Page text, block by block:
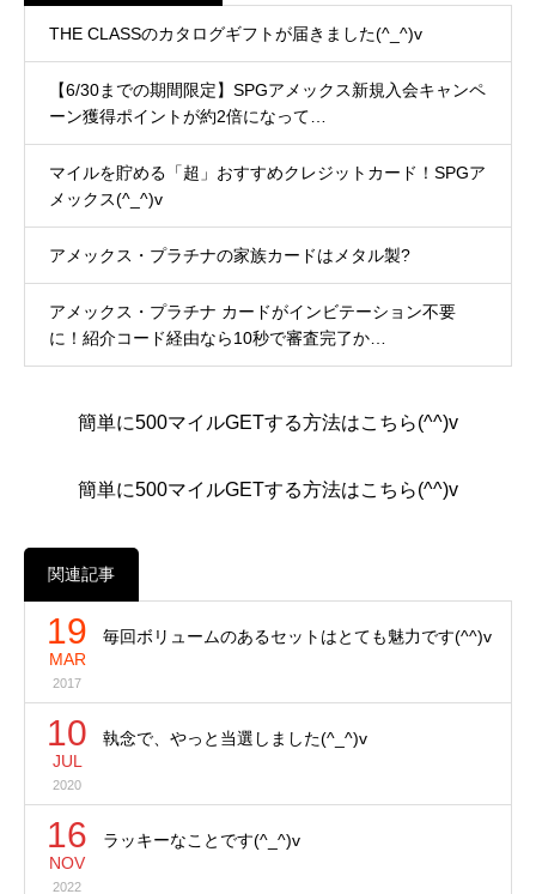
THE CLASSのカタログギフトが届きました(^_^)v
【6/30までの期間限定】SPGアメックス新規入会キャンペ
ーン獲得ポイントが約2倍になって…
マイルを貯める「超」おすすめクレジットカード！SPGア
メックス(^_^)v
アメックス・プラチナの家族カードはメタル製?
アメックス・プラチナ カードがインビテーション不要
に！紹介コード経由なら10秒で審査完了か…
簡単に500マイルGETする方法はこちら(^^)v
簡単に500マイルGETする方法はこちら(^^)v
関連記事
19
MAR
2017
毎回ボリュームのあるセットはとても魅力です(^^)v
10
JUL
2020
執念で、やっと当選しました(^_^)v
16
NOV
2022
ラッキーなことです(^_^)v